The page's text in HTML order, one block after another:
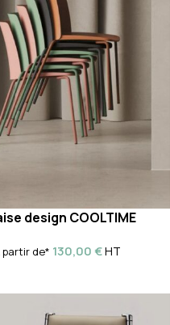
design COOLTIME
partir de* 130,00€HT